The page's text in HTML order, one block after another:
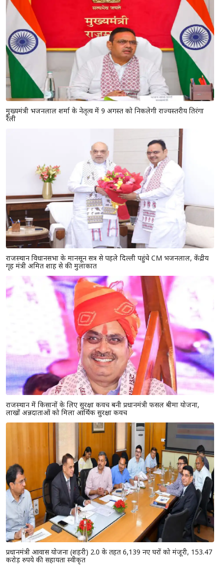
मुख्यमंत्री भजनलाल शर्मा के नेतृत्व में 9 अगस्त को निकलेगी राज्यस्तरीय तिरंगा
रैली
राजस्थान विधानसभा के मानसून सत्र से पहले दिल्ली पहुंचे CM भजनलाल, केंद्रीय
गृह मंत्री अमित शाह से की मुलाकात
राजस्थान में किसानों के लिए सुरक्षा कवच बनी प्रधानमंत्री फसल बीमा योजना,
लाखों अन्नदाताओं को मिला आर्थिक सुरक्षा कवच
प्रधानमंत्री आवास योजना (शहरी) 2.0 के तहत 6,139 नए घरों को मंजूरी, 153.47
करोड़ रुपये की सहायता स्वीकृत